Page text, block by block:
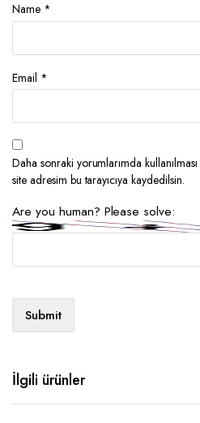
Name *
Email *
Daha sonraki yorumlarımda
site adresim bu tarayıcıya kaydedilsin.
Are you human? Please solve:
İlgili ürünler